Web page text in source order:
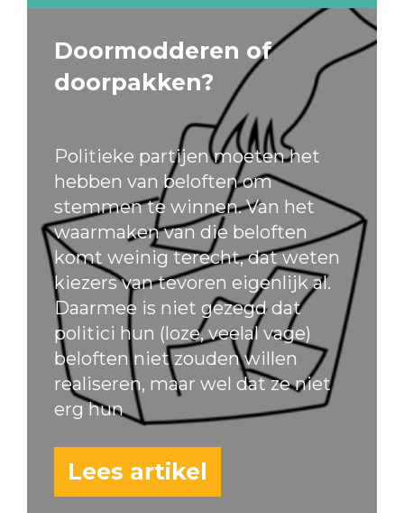
Doormodderen of
doorpakken?
Politieke partijen moeten het
hebben van beloften om
stemmen te winnen. Van het
waarmaken van die beloften
komt weinig terecht, dat weten
kiezers van tevoren eigenlijk al.
Daarmee is niet gezegd dat
politici hun (loze, veelal vage)
beloften niet zouden willen
realiseren, maar wel dat ze niet
erg hun
Lees artikel